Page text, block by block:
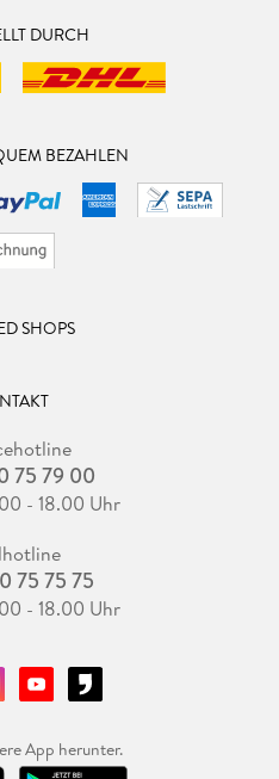
DURCH
BEZAHLEN
SHOPS
75 79 00
- 18.00 Uhr
75 75 75
- 18.00 Uhr
App herunter.